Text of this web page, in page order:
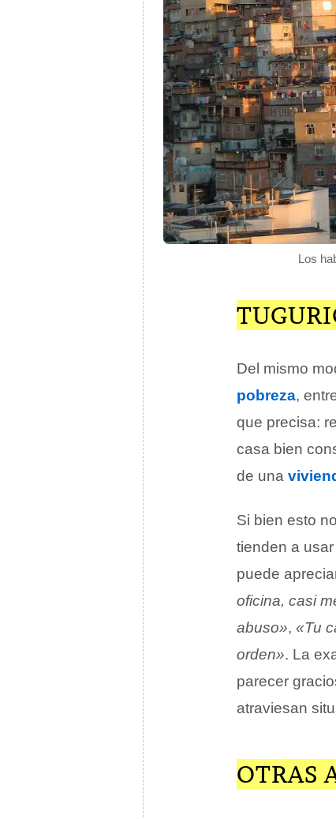
Los
Del mismo
pobreza,
que precisa:
casa bien
de una
Si bien esto
tienden a
puede
oficina, casi
abuso», «Tu
orden». La
parecer
atraviesan
OTRAS